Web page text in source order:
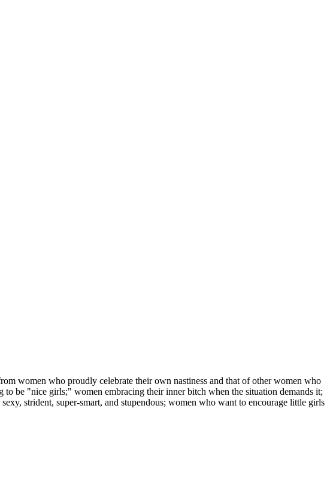
women who proudly celebrate their own nastiness and that of other women who
be "nice girls;" women embracing their inner bitch when the situation demands it;
strident, super-smart, and stupendous; women who want to encourage little girls